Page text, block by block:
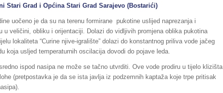
Stari Grad i Općina Stari Grad Sarajevo (Bostarići)
uočeno je da su na terenu formirane pukotine uslijed naprezanja i
u veličini, obliku i orijentaciji. Dolazi do vidljivih promjena oblika pukotina
lokaliteta “Curine njive-igralište” dolazi do konstantnog priliva vode jačeg
koja usljed temperaturnih oscilacija dovodi do pojave leda.
ispod nasipa ne može se tačno utvrditi. Ove vode prodiru u tijelo klizišta
(pretpostavka je da se ista javlja iz podzemnih kaptaža koje trpe pritisak